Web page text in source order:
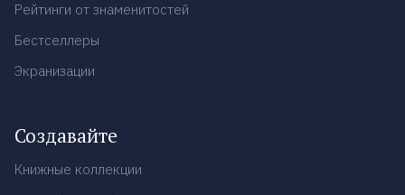
Рейтинги от знаменитостей
Бестселлеры
Экранизации
Создавайте
Книжные коллекции